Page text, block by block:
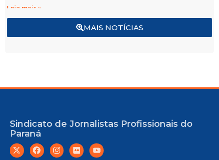
MAIS NOTÍCIAS
Leia mais »
Sindicato de Jornalistas Profissionais do
Paraná